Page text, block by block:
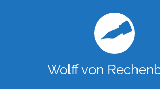
Wolff von